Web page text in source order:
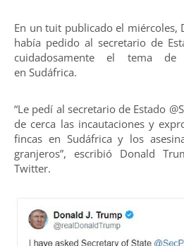
En un tuit publicado el miércoles,
había pedido al secretario de
cuidadosamente el tema
en Sudáfrica.
“Le pedí al secretario de Estado
de cerca las incautaciones y
fincas en Sudáfrica y los
granjeros”, escribió Donald
Twitter.